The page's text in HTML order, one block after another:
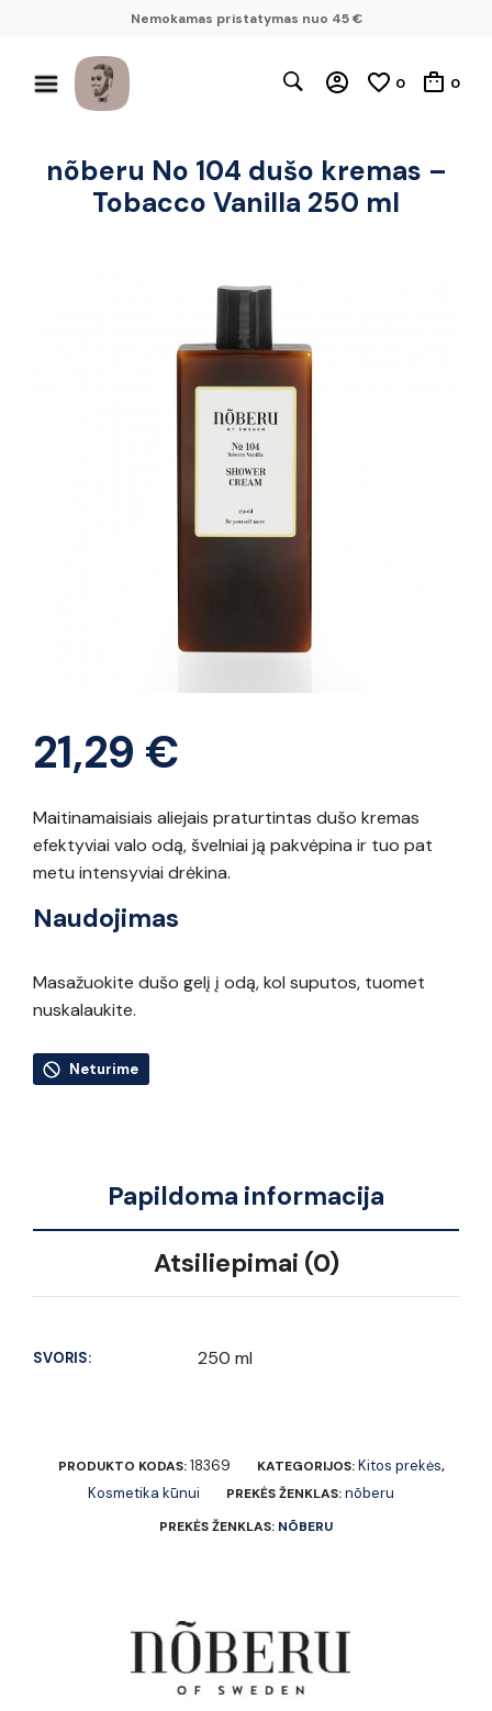
Nemokamas pristatymas nuo 45 €
0 0
nõberu No 104 dušo kremas –
Tobacco Vanilla 250 ml
21,29 €
Maitinamaisiais aliejais praturtintas dušo kremas
efektyviai valo odą, švelniai ją pakvėpina ir tuo pat
metu intensyviai drėkina.
Naudojimas
Masažuokite dušo gelį į odą, kol suputos, tuomet
nuskalaukite.
Neturime
Papildoma informacija
Atsiliepimai (0)
SVORIS: 250 ml
PRODUKTO KODAS:18369 KATEGORIJOS:Kitos prekės,
Kosmetika kūnui PREKĖS ŽENKLAS:nõberu
PREKĖS ŽENKLAS: NÕBERU